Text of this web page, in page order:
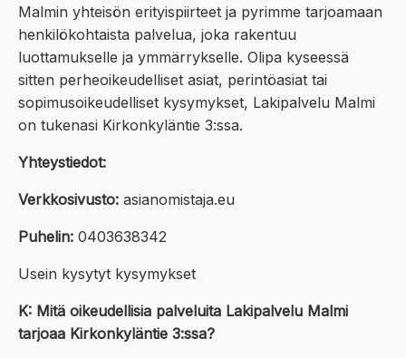
Malmin yhteisön erityispiirteet ja pyrimme tarjoamaan
henkilökohtaista palvelua, joka rakentuu
luottamukselle ja ymmärrykselle. Olipa kyseessä
sitten perheoikeudelliset asiat, perintöasiat tai
sopimusoikeudelliset kysymykset, Lakipalvelu Malmi
on tukenasi Kirkonkyläntie 3:ssa.
Yhteystiedot:
Verkkosivusto: asianomistaja.eu
Puhelin: 0403638342
Usein kysytyt kysymykset
K: Mitä oikeudellisia palveluita Lakipalvelu Malmi
tarjoaa Kirkonkyläntie 3:ssa?